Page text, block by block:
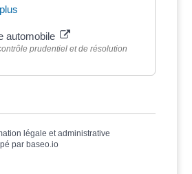
automobile
prudentiel et de résolution
légale et administrative
par baseo.io